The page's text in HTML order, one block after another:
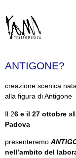
ANTIGONE?
creazione scenica
alla figura di Antigone
Il 26 e il 27 ottobre
Padova
presenteremo
nell’ambito del